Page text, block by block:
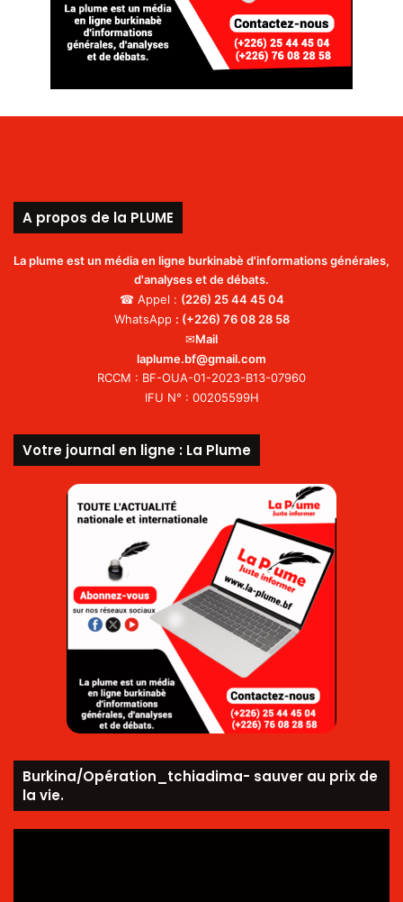
A propos de la PLUME
La plume est un média en ligne burkinabè d'informations générales,
d'analyses et de débats.
☎ Appel : (226) 25 44 45 04
WhatsApp : (+226) 76 08 28 58
✉Mail
laplume.bf@gmail.com
RCCM : BF-OUA-01-2023-B13-07960
IFU N° : 00205599H
Votre journal en ligne : La Plume
Burkina/Opération_tchiadima- sauver au prix de
la vie.